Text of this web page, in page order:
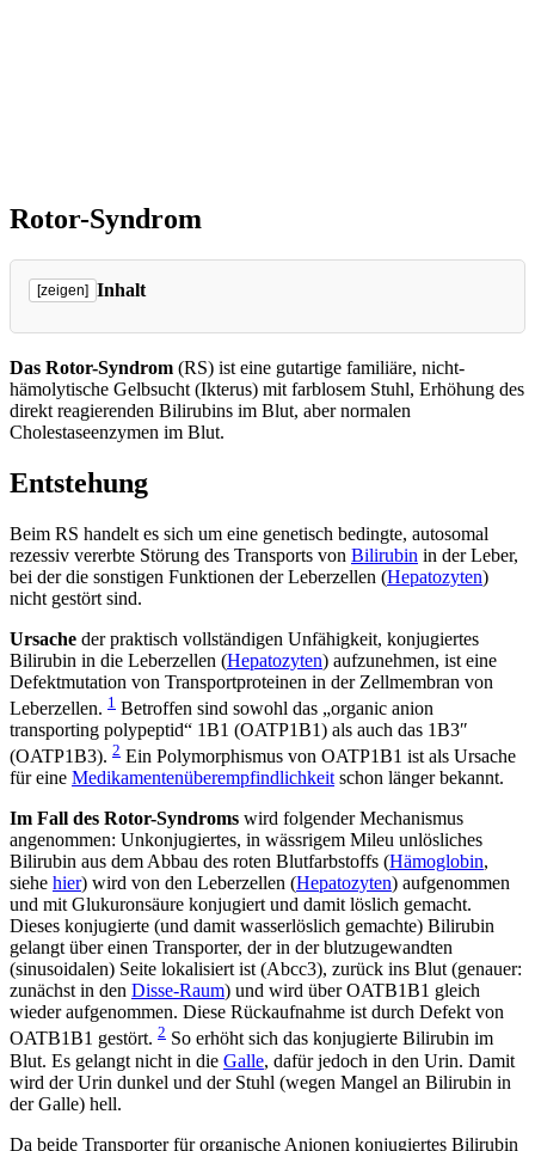
Rotor-Syndrom
[zeigen] Inhalt
Entstehung
Diagnostik
Labor
Sonographie
Laparoskopie
Therapie
Verweise
Das Rotor-Syndrom (RS) ist eine gutartige familiäre, nicht-
hämolytische Gelbsucht (Ikterus) mit farblosem Stuhl, Erhöhung des
direkt reagierenden Bilirubins im Blut, aber normalen
Cholestaseenzymen im Blut.
Entstehung
Beim RS handelt es sich um eine genetisch bedingte, autosomal
rezessiv vererbte Störung des Transports von Bilirubin in der Leber,
bei der die sonstigen Funktionen der Leberzellen (Hepatozyten)
nicht gestört sind.
Ursache der praktisch vollständigen Unfähigkeit, konjugiertes
Bilirubin in die Leberzellen (Hepatozyten) aufzunehmen, ist eine
Defektmutation von Transportproteinen in der Zellmembran von
Leberzellen. 1 Betroffen sind sowohl das „organic anion
transporting polypeptid“ 1B1 (OATP1B1) als auch das 1B3″
(OATP1B3). 2 Ein Polymorphismus von OATP1B1 ist als Ursache
für eine Medikamentenüberempfindlichkeit schon länger bekannt.
Im Fall des Rotor-Syndroms wird folgender Mechanismus
angenommen: Unkonjugiertes, in wässrigem Mileu unlösliches
Bilirubin aus dem Abbau des roten Blutfarbstoffs (Hämoglobin,
siehe hier) wird von den Leberzellen (Hepatozyten) aufgenommen
und mit Glukuronsäure konjugiert und damit löslich gemacht.
Dieses konjugierte (und damit wasserlöslich gemachte) Bilirubin
gelangt über einen Transporter, der in der blutzugewandten
(sinusoidalen) Seite lokalisiert ist (Abcc3), zurück ins Blut (genauer:
zunächst in den Disse-Raum) und wird über OATB1B1 gleich
wieder aufgenommen. Diese Rückaufnahme ist durch Defekt von
OATB1B1 gestört. 2 So erhöht sich das konjugierte Bilirubin im
Blut. Es gelangt nicht in die Galle, dafür jedoch in den Urin. Damit
wird der Urin dunkel und der Stuhl (wegen Mangel an Bilirubin in
der Galle) hell.
Da beide Transporter für organische Anionen konjugiertes Bilirubin